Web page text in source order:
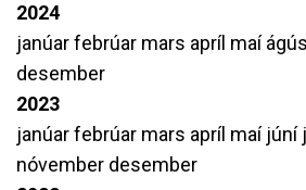
2024
janúarfebrúar mars apríl maí
desember
2023
janúarfebrúar mars apríl maí júní
nóvember desember